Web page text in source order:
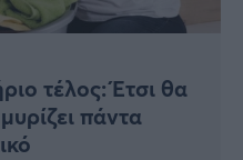
τέλος: Έτσι θα
πάντα